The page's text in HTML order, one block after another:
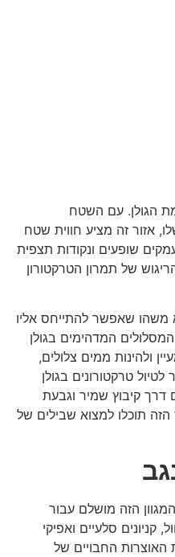
הגולן. עם השטח
אזור זה מציע חווית שטח
שופעים ונקודות תצפית
של תמרון הטרקטורון
משהו שאפשר להתייחס אליו
המדהימים בגולן
ולהינות ממים צלולים,
טרקטורונים בגולן
דרך קיבוץ שמיר וגבעת
תוכלו למצוא שבילים של
הזה מושלם עבור
קניונים סלעיים ואפיקי
החבויים של